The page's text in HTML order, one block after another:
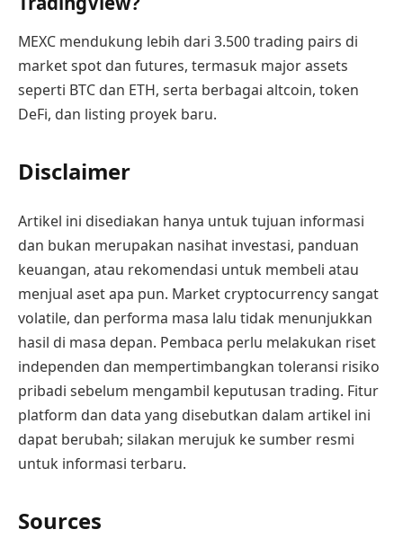
MEXC mendukung lebih dari 3.500 trading pairs di
market spot dan futures, termasuk major assets
seperti BTC dan ETH, serta berbagai altcoin, token
DeFi, dan listing proyek baru.
Disclaimer
Artikel ini disediakan hanya untuk tujuan informasi
dan bukan merupakan nasihat investasi, panduan
keuangan, atau rekomendasi untuk membeli atau
menjual aset apa pun. Market cryptocurrency sangat
volatile, dan performa masa lalu tidak menunjukkan
hasil di masa depan. Pembaca perlu melakukan riset
independen dan mempertimbangkan toleransi risiko
pribadi sebelum mengambil keputusan trading. Fitur
platform dan data yang disebutkan dalam artikel ini
dapat berubah; silakan merujuk ke sumber resmi
untuk informasi terbaru.
Sources